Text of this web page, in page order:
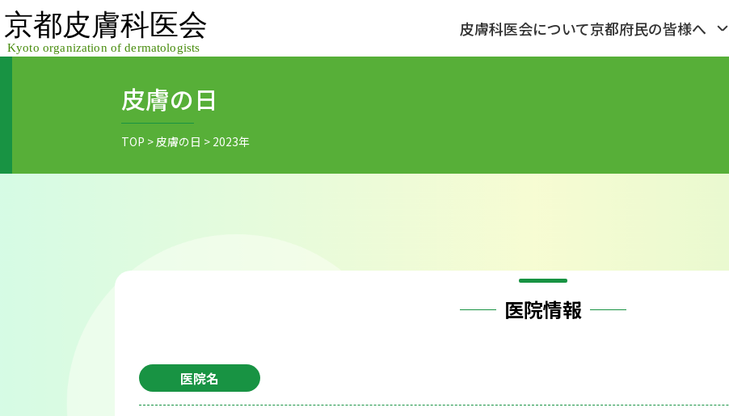
Skip
to
content
皮膚科医会について京都府民の皆様へ
皮膚の日
TOP >皮膚の日 > 2023年
医院情報
医院名